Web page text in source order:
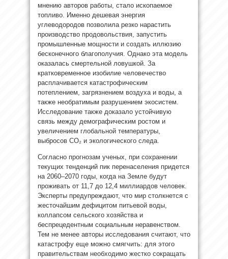
мнению авторов работы, стало ископаемое
топливо. Именно дешевая энергия
углеводородов позволила резко нарастить
производство продовольствия, запустить
промышленные мощности и создать иллюзию
бесконечного благополучия. Однако эта модель
оказалась смертельной ловушкой. За
кратковременное изобилие человечество
расплачивается катастрофическим
потеплением, загрязнением воздуха и воды, а
также необратимым разрушением экосистем.
Исследование также доказало устойчивую
связь между демографическим ростом и
увеличением глобальной температуры,
выбросов CO₂ и экологического следа.
Согласно прогнозам ученых, при сохранении
текущих тенденций пик перенаселения придется
на 2060–2070 годы, когда на Земле будут
проживать от 11,7 до 12,4 миллиардов человек.
Эксперты предупреждают, что мир столкнется с
жесточайшим дефицитом питьевой воды,
коллапсом сельского хозяйства и
беспрецедентным социальным неравенством.
Тем не менее авторы исследования считают, что
катастрофу еще можно смягчить: для этого
правительствам необходимо жестко сокращать